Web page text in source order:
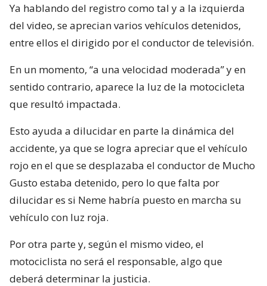
Ya hablando del registro como tal y a la izquierda
del video, se aprecian varios vehículos detenidos,
entre ellos el dirigido por el conductor de televisión.
En un momento, “a una velocidad moderada” y en
sentido contrario, aparece la luz de la motocicleta
que resultó impactada.
Esto ayuda a dilucidar en parte la dinámica del
accidente, ya que se logra apreciar que el vehículo
rojo en el que se desplazaba el conductor de Mucho
Gusto estaba detenido, pero lo que falta por
dilucidar es si Neme habría puesto en marcha su
vehículo con luz roja.
Por otra parte y, según el mismo video, el
motociclista no será el responsable, algo que
deberá determinar la justicia.